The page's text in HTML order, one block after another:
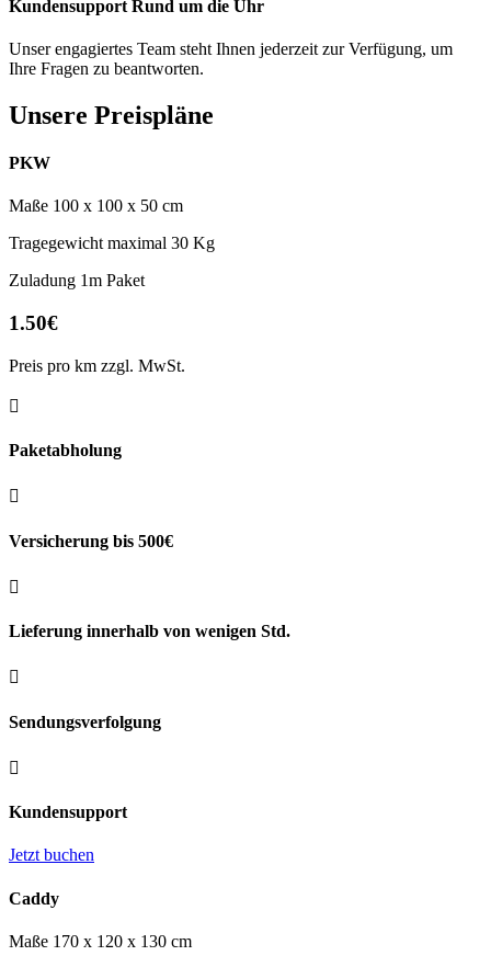
Kundensupport Rund um die Uhr
Unser engagiertes Team steht Ihnen jederzeit zur Verfügung, um
Ihre Fragen zu beantworten.
Unsere Preispläne
PKW
Maße 100 x 100 x 50 cm
Tragegewicht maximal 30 Kg
Zuladung 1m Paket
1.50€
Preis pro km zzgl. MwSt.

Paketabholung

Versicherung bis 500€

Lieferung innerhalb von wenigen Std.

Sendungsverfolgung

Kundensupport
Jetzt buchen
Caddy
Maße 170 x 120 x 130 cm